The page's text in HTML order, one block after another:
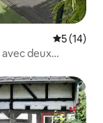
5 (14)
deux